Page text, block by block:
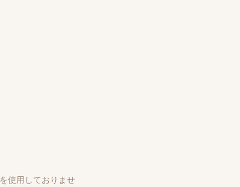
使用しておりませ